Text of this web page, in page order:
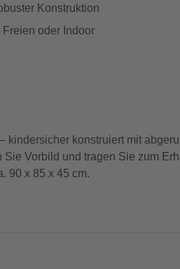
Konstruktion
oder Indoor
konstruiert mit
Vorbild und tragen Sie zum
90 x 85 x 45 cm.